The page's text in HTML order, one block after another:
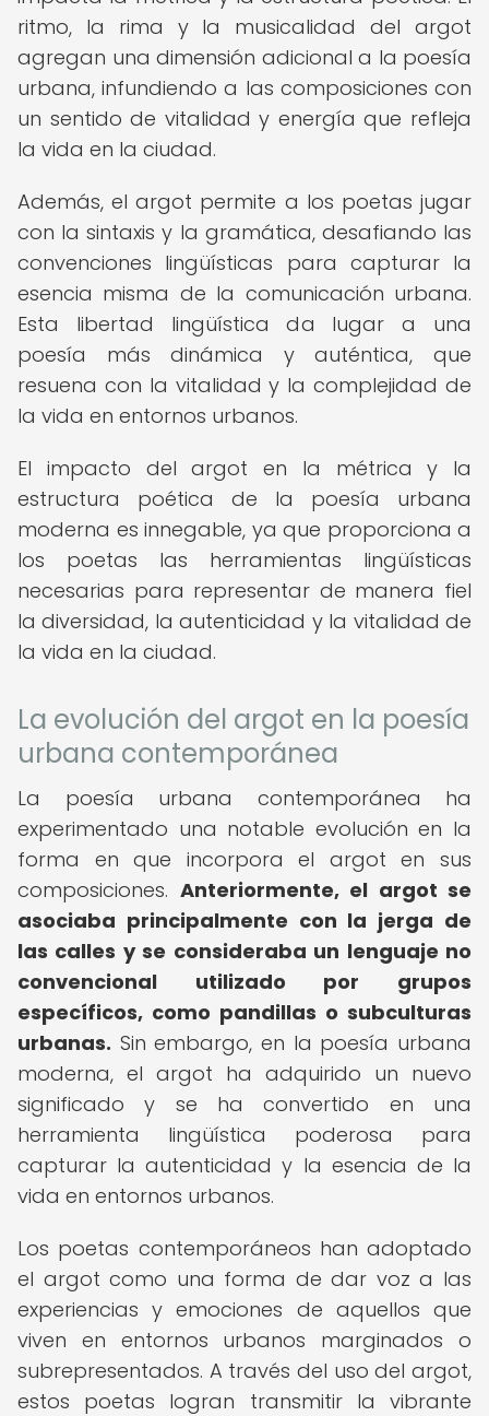
ritmo, la rima y la musicalidad del argot
agregan una dimensión adicional a la poesía
urbana, infundiendo a las composiciones con
un sentido de vitalidad y energía que refleja
la vida en la ciudad.
Además, el argot permite a los poetas jugar
con la sintaxis y la gramática, desafiando las
convenciones lingüísticas para capturar la
esencia misma de la comunicación urbana.
Esta libertad lingüística da lugar a una
poesía más dinámica y auténtica, que
resuena con la vitalidad y la complejidad de
la vida en entornos urbanos.
El impacto del argot en la métrica y la
estructura poética de la poesía urbana
moderna es innegable, ya que proporciona a
los poetas las herramientas lingüísticas
necesarias para representar de manera fiel
la diversidad, la autenticidad y la vitalidad de
la vida en la ciudad.
La evolución del argot en la poesía
urbana contemporánea
La poesía urbana contemporánea ha
experimentado una notable evolución en la
forma en que incorpora el argot en sus
composiciones. Anteriormente, el argot se
asociaba principalmente con la jerga de
las calles y se consideraba un lenguaje no
convencional utilizado por grupos
específicos, como pandillas o subculturas
urbanas. Sin embargo, en la poesía urbana
moderna, el argot ha adquirido un nuevo
significado y se ha convertido en una
herramienta lingüística poderosa para
capturar la autenticidad y la esencia de la
vida en entornos urbanos.
Los poetas contemporáneos han adoptado
el argot como una forma de dar voz a las
experiencias y emociones de aquellos que
viven en entornos urbanos marginados o
subrepresentados. A través del uso del argot,
estos poetas logran transmitir la vibrante